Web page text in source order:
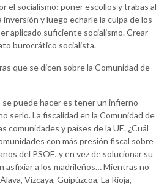
el socialismo: poner escollos y trabas al
y luego echarle la culpa de los
aplicado suficiente socialismo. Crear
burocrático socialista.
que se dicen sobre la Comunidad de
se puede hacer es tener un infierno
serlo. La fiscalidad en la Comunidad de
comunidades y países de la UE. ¿Cuál
con más presión fiscal sobre
del PSOE, y en vez de solucionar su
asfixiar a los madrileños… Mientras no
Vizcaya, Guipúzcoa, La Rioja,